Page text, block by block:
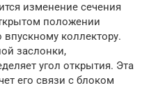
изменение сечения
положении
коллектору.
заслонки,
угол открытия. Эта
его связи с блоком